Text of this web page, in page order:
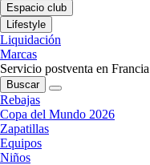
Espacio club
Lifestyle
Liquidación
Marcas
Servicio postventa en Francia
Buscar
Rebajas
Copa del Mundo 2026
Zapatillas
Equipos
Niños